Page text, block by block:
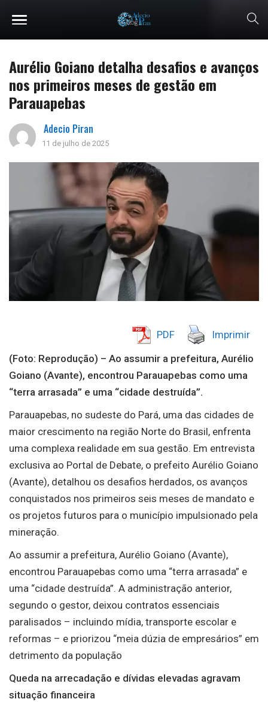
Aurélio Goiano detalha desafios e avanços
nos primeiros meses de gestão em
Parauapebas
Adecio Piran
11 de julho de 2025
PDF Imprimir
(Foto: Reprodução) – Ao assumir a prefeitura, Aurélio
Goiano (Avante), encontrou Parauapebas como uma
“terra arrasada” e uma “cidade destruída”.
Parauapebas, no sudeste do Pará, uma das cidades de
maior crescimento na região Norte do Brasil, enfrenta
uma complexa realidade em sua gestão. Em entrevista
exclusiva ao Portal de Debate, o prefeito Aurélio Goiano
(Avante), detalhou os desafios herdados, os avanços
conquistados nos primeiros seis meses de mandato e
os projetos futuros para o município impulsionado pela
mineração.
Ao assumir a prefeitura, Aurélio Goiano (Avante),
encontrou Parauapebas como uma “terra arrasada” e
uma “cidade destruída”. A administração anterior,
segundo o gestor, deixou contratos essenciais
paralisados – incluindo mídia, transporte escolar e
reformas – e priorizou “meia dúzia de empresários” em
detrimento da população
Queda na arrecadação e dívidas elevadas agravam
situação financeira